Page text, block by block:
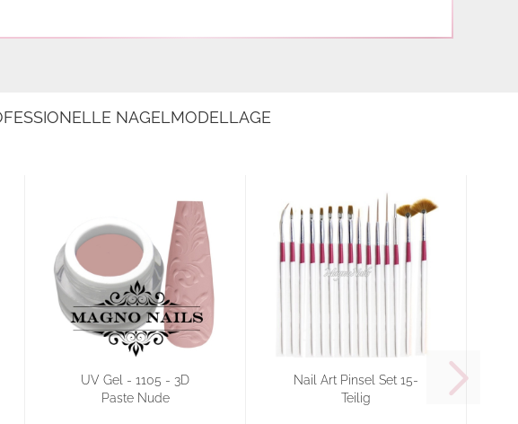
NAGELMODELLAGE
UV Gel - 1105 - 3D
Paste Nude
Nail Art Pinsel Set 15-
Teilig